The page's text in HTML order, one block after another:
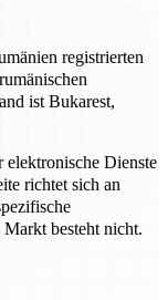
registrierten
ist Bukarest,
Dienste
richtet sich an
besteht nicht.